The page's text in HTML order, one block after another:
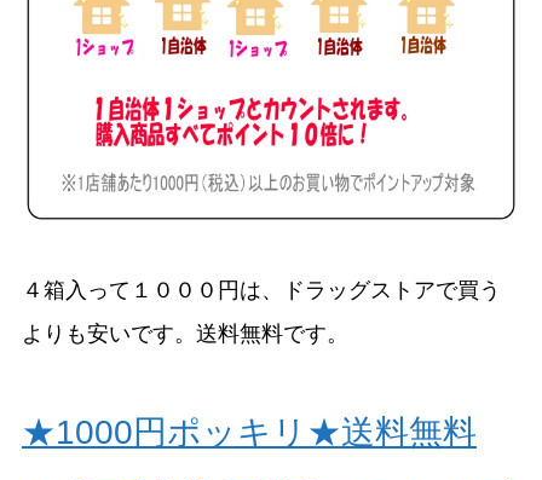
４箱入って１０００円は、ドラッグストアで買う
よりも安いです。送料無料です。
★1000円ポッキリ★送料無料